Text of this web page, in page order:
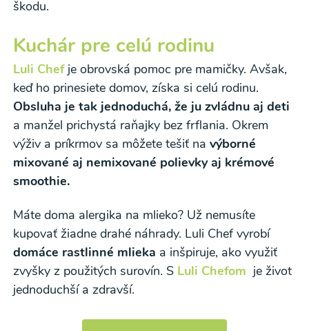
škodu.
Kuchár pre celú rodinu
Luli Chefje obrovská pomoc pre mamičky. Avšak,
keď ho prinesiete domov, získa si celú rodinu.
Obsluha je tak jednoduchá, že ju zvládnu aj deti
a manžel prichystá raňajky bez frflania. Okrem
výživ a príkrmov sa môžete tešiť na výborné
mixované aj nemixované polievky aj krémové
smoothie.
Máte doma alergika na mlieko? Už nemusíte
kupovať žiadne drahé náhrady. Luli Chef vyrobí
domáce rastlinné mlieka a inšpiruje, ako využiť
zvyšky z použitých surovín. S Luli Chefom je život
jednoduchší a zdravší.